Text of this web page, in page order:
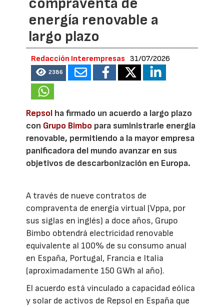
energía renovable a
largo plazo
Redacción Interempresas 31/07/2026
2386
Repsol ha firmado un acuerdo a largo plazo
con Grupo Bimbo para suministrarle energía
renovable, permitiendo a la mayor empresa
panificadora del mundo avanzar en sus
objetivos de descarbonización en Europa.
A través de nueve contratos de
compraventa de energía virtual (Vppa, por
sus siglas en inglés) a doce años, Grupo
Bimbo obtendrá electricidad renovable
equivalente al 100% de su consumo anual
en España, Portugal, Francia e Italia
(aproximadamente 150 GWh al año).
El acuerdo está vinculado a capacidad eólica
y solar de activos de Repsol en España que